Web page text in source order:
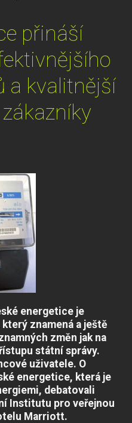
přináší
a kvalitnější
energetice je
znamená a ještě
změn jak na
státní správy.
uživatele. O
energetice, která je
debatovali
Institutu pro veřejnou
Marriott.